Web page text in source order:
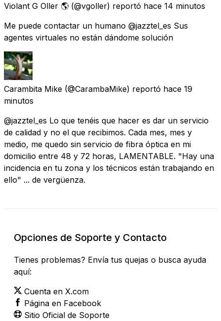
Violant G Oller 🌎 (@vgoller) reportó hace 14 minutos
Me puede contactar un humano @jazztel_es Sus
agentes virtuales no están dándome solución
Carambita Mike (@CarambaMike) reportó hace 19
minutos
@jazztel_es Lo que tenéis que hacer es dar un servicio
de calidad y no el que recibimos. Cada mes, mes y
medio, me quedo sin servicio de fibra óptica en mi
domicilio entre 48 y 72 horas, LAMENTABLE. "Hay una
incidencia en tu zona y los técnicos están trabajando en
ello" ... de vergüenza.
Opciones de Soporte y Contacto
Tienes problemas? Envía tus quejas o busca ayuda
aquí:
Cuenta en X.com
Página en Facebook
Sitio Oficial de Soporte